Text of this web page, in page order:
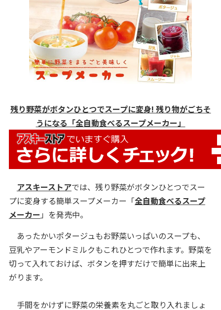
残り野菜がボタンひとつでスープに変身! 残り物がごちそ
うになる「全自動食べるスープメーカー」
アスキーストアでは、残り野菜がボタンひとつでスー
プに変身する簡単スープメーカー「全自動食べるスープ
メーカー 」を発売中。
あったかいポタージュもお野菜いっぱいのスープも、
豆乳やアーモンドミルクもこれひとつで作れます。野菜を
切って入れておけば、ボタンを押すだけで簡単に出来上
がります。
手間をかけずに野菜の栄養素を丸ごと取り入れましょ